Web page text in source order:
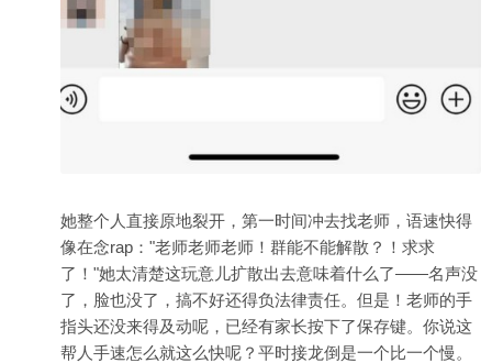
她整个人直接原地裂开，第一时间冲去找老师，语速快得
像在念rap："老师老师老师！群能不能解散？！求求
了！"她太清楚这玩意儿扩散出去意味着什么了——名声没
了，脸也没了，搞不好还得负法律责任。但是！老师的手
指头还没来得及动呢，已经有家长按下了保存键。你说这
帮人手速怎么就这么快呢？平时接龙倒是一个比一个慢。